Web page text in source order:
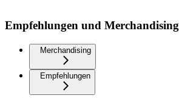
Empfehlungen und Merchandising
Merchandising
Empfehlungen